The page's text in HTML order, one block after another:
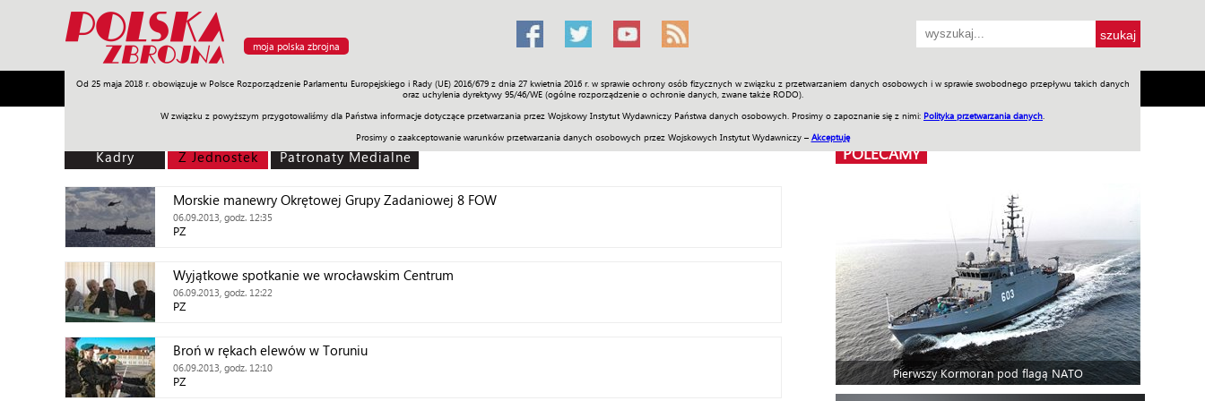
moja polska zbrojna
Od 25 maja 2018 r. obowiązuje w Polsce Rozporządzenie Parlamentu Europejskiego i Rady (UE) 2016/679 z dnia 27 kwietnia 2016 r. w sprawie ochrony osób fizycznych w związku z przetwarzaniem danych osobowych i w sprawie swobodnego przepływu takich danych
oraz uchylenia dyrektywy 95/46/WE (ogólne rozporządzenie o ochronie danych, zwane także RODO).
W związku z powyższym przygotowaliśmy dla Państwa informacje dotyczące przetwarzania przez Wojskowy Instytut Wydawniczy Państwa danych osobowych. Prosimy o zapoznanie się z nimi: Polityka przetwarzania danych
Prosimy o zaakceptowanie warunków przetwarzania danych osobowych przez Wojskowych Instytut Wydawniczy – Akceptuję
Armia Poligon Sprzęt Misje Polityka Prawo Świat Społeczność Sport Historia Galerie Wideo ENGLISH SKLEP Jednodniówki Praca w WIW
Kadry Z Jednostek Patronaty Medialne
Morskie manewry Okrętowej Grupy Zadaniowej 8 FOW
06.09.2013, godz. 12:35
PZ
Wyjątkowe spotkanie we wrocławskim Centrum
06.09.2013, godz. 12:22
PZ
Broń w rękach elewów w Toruniu
06.09.2013, godz. 12:10
PZ
POLECAMY
Pierwszy Kormoran pod flagą NATO